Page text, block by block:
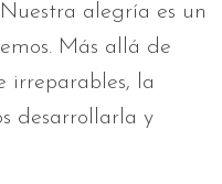
alegría es un
Más allá de
irreparables, la
desarrollarla y